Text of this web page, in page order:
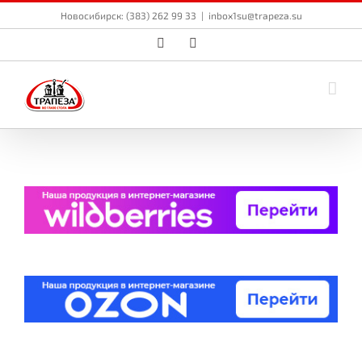
Skip
Новосибирск: (383) 262 99 33 | inbox1su@trapeza.su